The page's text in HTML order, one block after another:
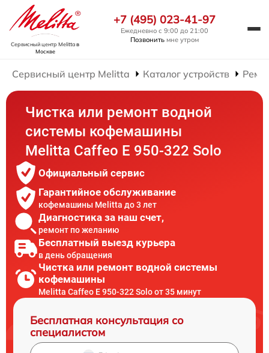
Сервисный центр Melittaв
Москве
+7 (495) 023-41-97
Ежедневно с 9:00 до 21:00
Позвонить мне утром
Сервисный центр Melitta Каталог устройств
Чистка или ремонт водной
системы кофемашины
Melitta Caffeo E 950-322 Solo
Официальный сервис
Гарантийное обслуживание
кофемашины Melitta до 3 лет
Диагностика за наш счет,
ремонт по желанию
Бесплатный выезд курьера
в день обращения
Чистка или ремонт водной системы
кофемашины
Melitta Caffeo E 950-322 Solo от 35 минут
Бесплатная консультация со
специалистом